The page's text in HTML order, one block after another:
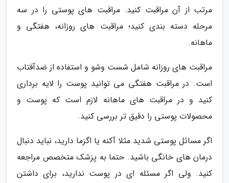
مرتب از آن مراقبت کنید. مراقبت های پوستی را در سه
مرحله دسته بندی کنید؛ مراقبت های روزانه، هفتگی و
ماهانه.
مراقبت های روزانه شامل شست وشو و استفاده از ضدآفتاب
است. در مراقبت هفتگی می توانید پوست را لایه برداری
کنید و در مراقبت های ماهانه لازم است که پوست و
محصولات پوستی را دقیق تر بررسی کنید.
اگر مسائل پوستی شدید مثلا آکنه یا اگزما دارید، نباید دنبال
درمان های خانگی باشید. حتما به پزشک متخصص مراجعه
کنید. ولی اگر مسئله ای در پوست ندارید، برای داشتن